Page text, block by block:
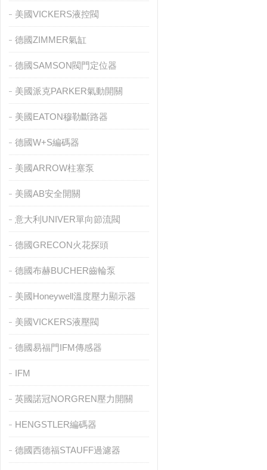
美國VICKERS液控閥
德國ZIMMER氣缸
德國SAMSON閥門定位器
美國派克PARKER氣動開關
美國EATON穆勒斷路器
德國W+S編碼器
美國ARROW柱塞泵
美國AB安全開關
意大利UNIVER單向節流閥
德國GRECON火花探頭
德國布赫BUCHER齒輪泵
美國Honeywell溫度壓力顯示器
美國VICKERS液壓閥
德國易福門IFM傳感器
IFM
英國諾冠NORGREN壓力開關
HENGSTLER編碼器
德國西德福STAUFF過濾器